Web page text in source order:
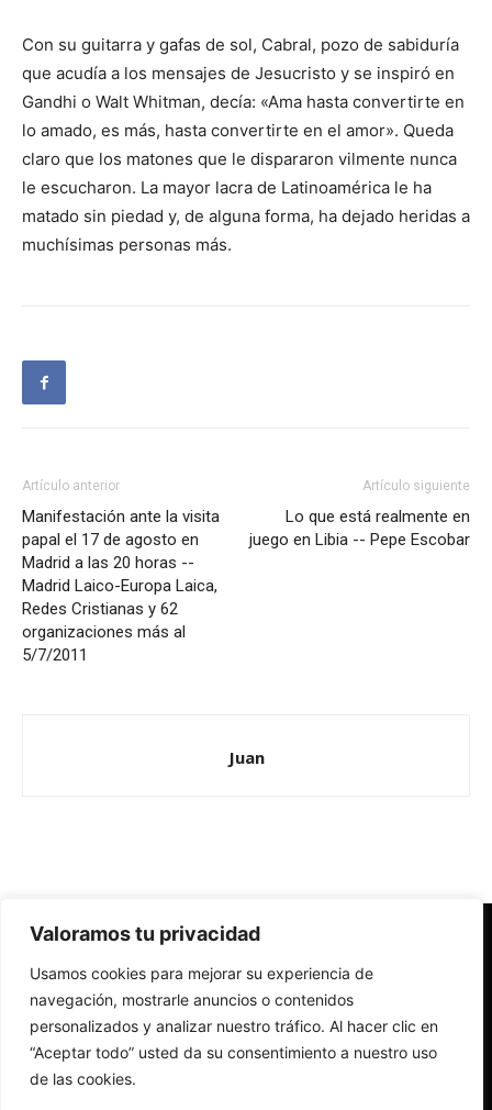
Valoramos tu privacidad
Usamos cookies para mejorar su experiencia de
navegación, mostrarle anuncios o contenidos
personalizados y analizar nuestro tráfico. Al hacer clic en
“Aceptar todo” usted da su consentimiento a nuestro uso
de las cookies.
Con su guitarra y gafas de sol, Cabral, pozo de sabiduría
que acudía a los mensajes de Jesucristo y se inspiró en
Gandhi o Walt Whitman, decía: «Ama hasta convertirte en
lo amado, es más, hasta convertirte en el amor». Queda
claro que los matones que le dispararon vilmente nunca
le escucharon. La mayor lacra de Latinoamérica le ha
matado sin piedad y, de alguna forma, ha dejado heridas a
muchísimas personas más.
Artículo anterior
Manifestación ante la visita
papal el 17 de agosto en
Madrid a las 20 horas --
Madrid Laico-Europa Laica,
Redes Cristianas y 62
organizaciones más al
5/7/2011
Artículo siguiente
Lo que está realmente en
juego en Libia -- Pepe Escobar
Juan
Redes Cristianas
Una mirada alternativa sobre la Iglesia católica y la sociedad
- Colectivos de Redes Cristianas